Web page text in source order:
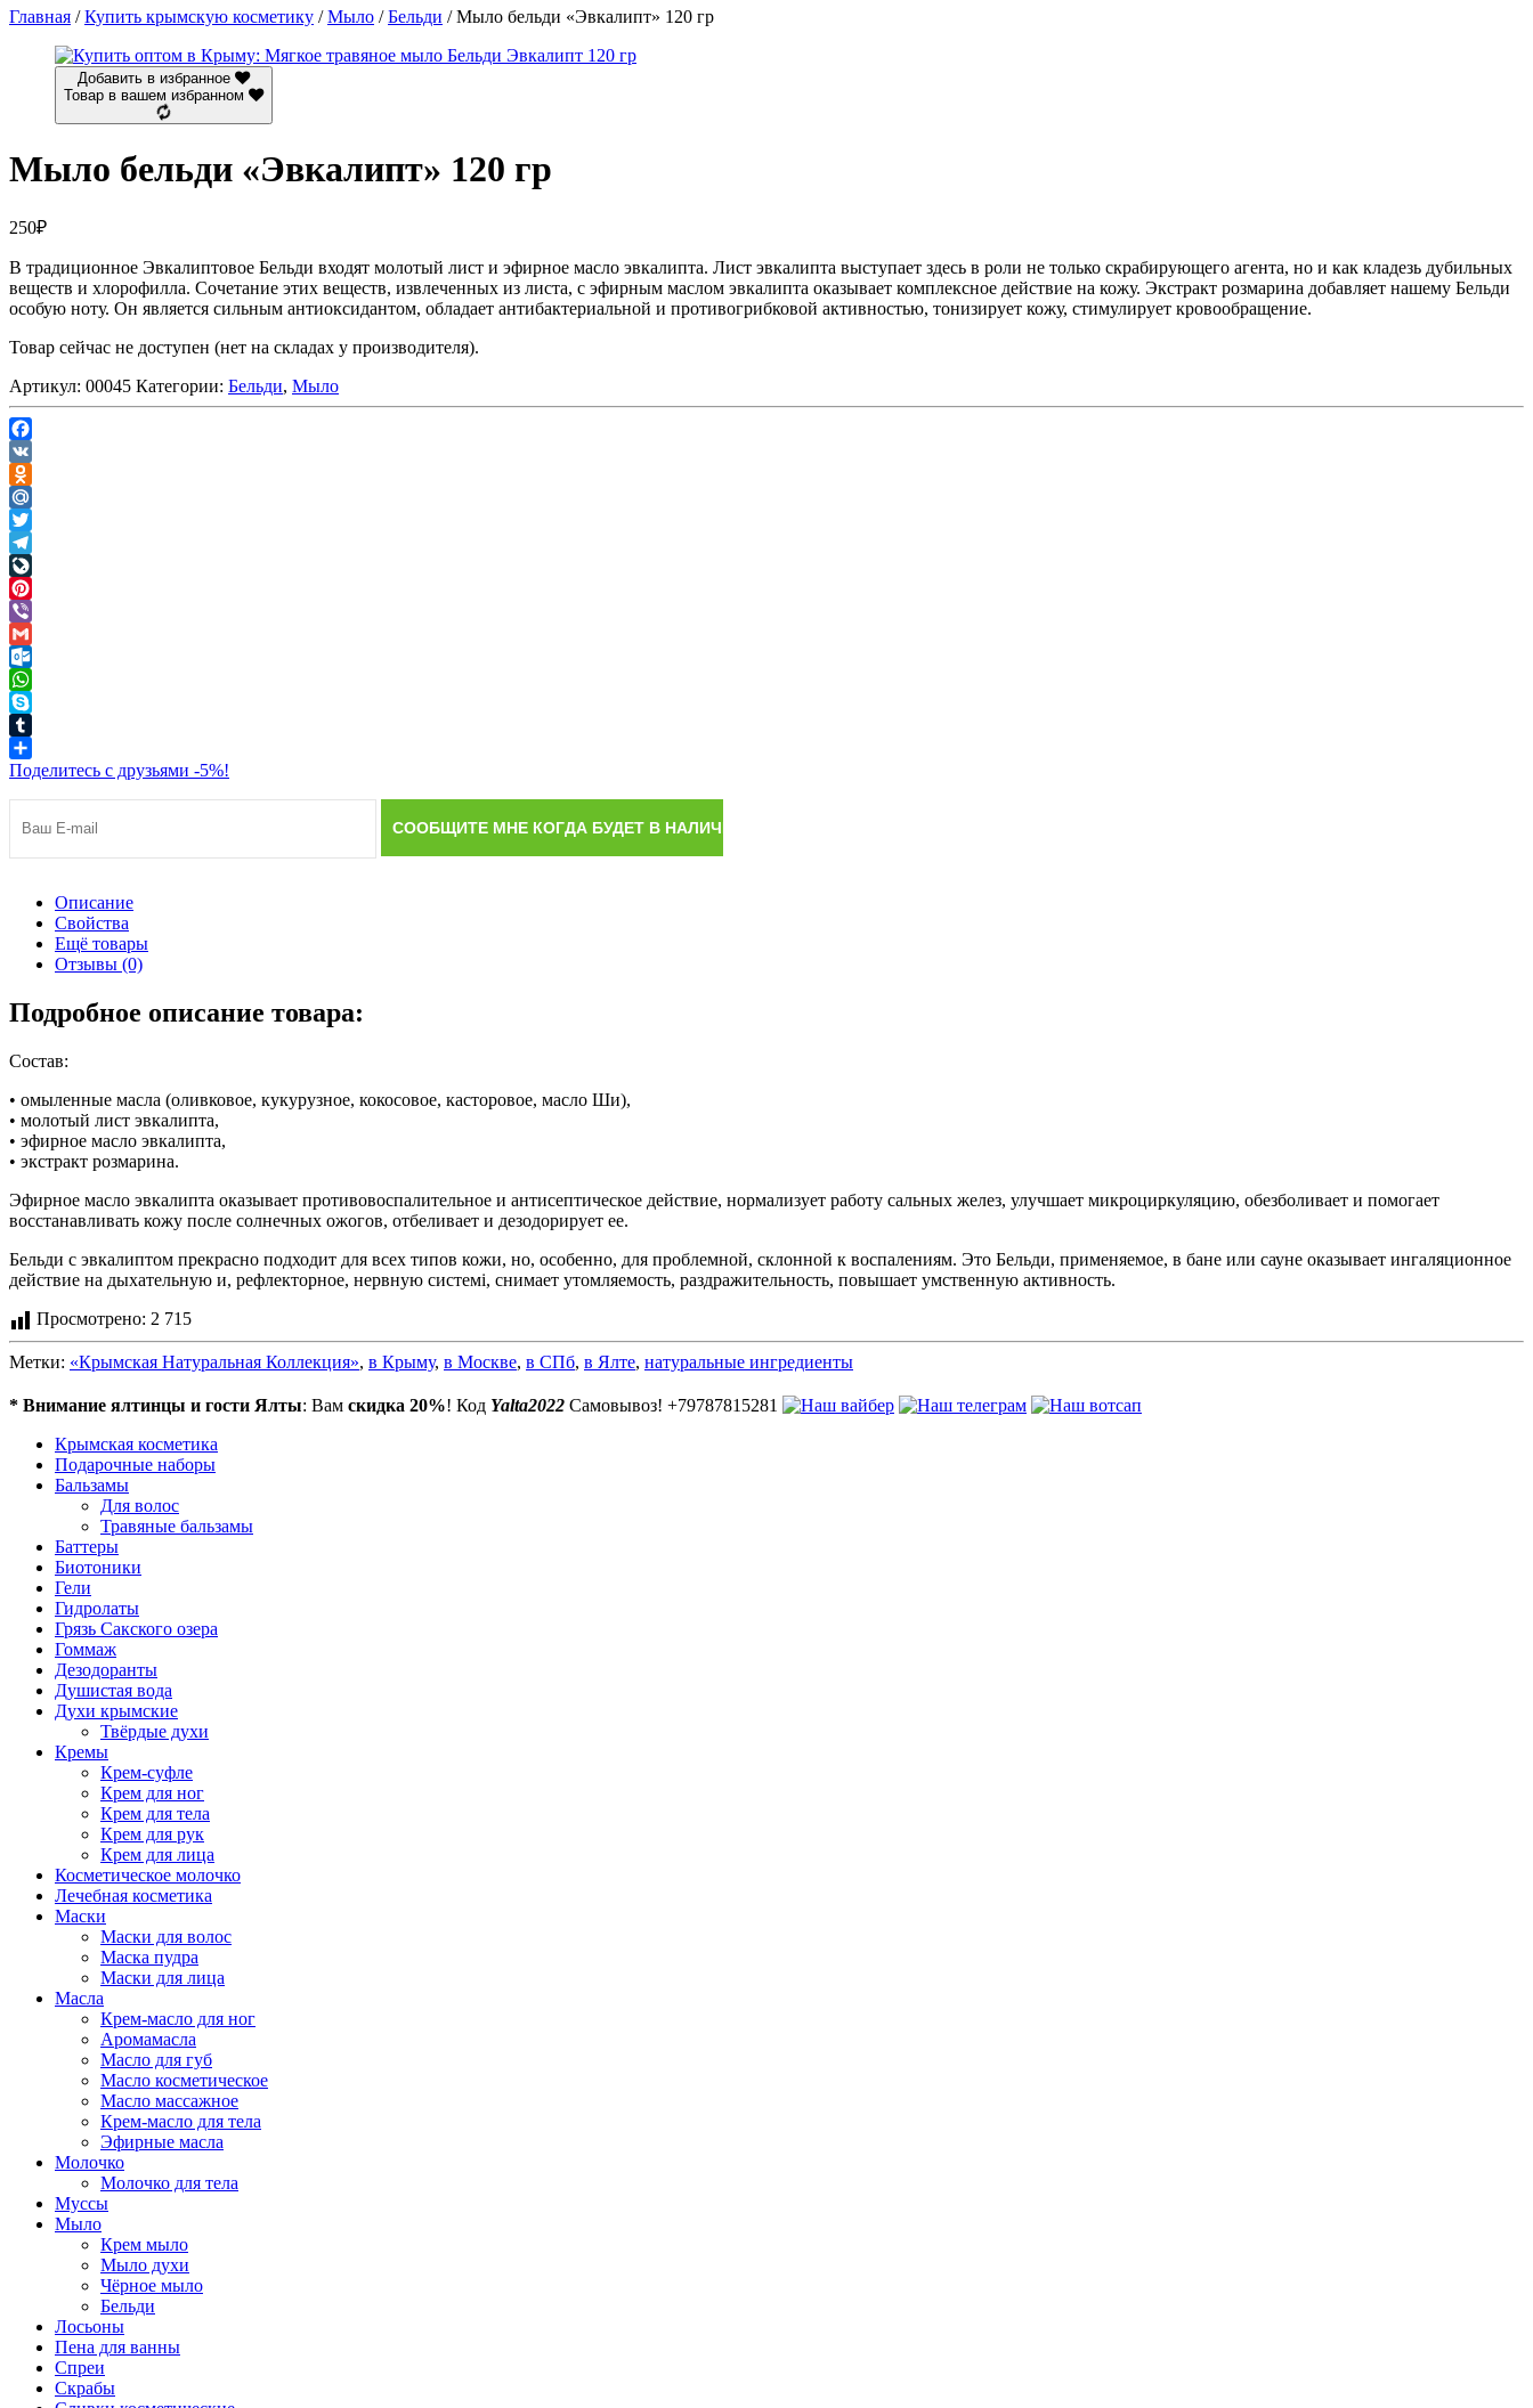
Главная /Купить крымскую косметику /Мыло /Бельди / Мыло бельди «Эвкалипт» 120 гр
Добавить в избранное
Товар в вашем избранном
Мыло бельди «Эвкалипт» 120 гр
250₽
В традиционное Эвкалиптовое Бельди входят молотый лист и эфирное масло эвкалипта. Лист эвкалипта выступает здесь в роли не только скрабирующего агента, но и как кладезь дубильных
веществ и хлорофилла. Сочетание этих веществ, извлеченных из листа, с эфирным маслом эвкалипта оказывает комплексное действие на кожу. Экстракт розмарина добавляет нашему Бельди
особую ноту. Он является сильным антиоксидантом, обладает антибактериальной и противогрибковой активностью, тонизирует кожу, стимулирует кровообращение.
Товар сейчас не доступен (нет на складах у производителя).
Артикул: 00045 Категории: Бельди, Мыло
Facebook
VK
Odnoklassniki
Mail.Ru
Twitter
Telegram
LiveJournal
Pinterest
Viber
Gmail
Outlook.com
WhatsApp
Skype
Tumblr
Поделитесь с друзьями -5%!
Описание
Свойства
Ещё товары
Отзывы (0)
Подробное описание товара:
Состав:
• омыленные масла (оливковое, кукурузное, кокосовое, касторовое, масло Ши),
• молотый лист эвкалипта,
• эфирное масло эвкалипта,
• экстракт розмарина.
Эфирное масло эвкалипта оказывает противовоспалительное и антисептическое действие, нормализует работу сальных желез, улучшает микроциркуляцию, обезболивает и помогает
восстанавливать кожу после солнечных ожогов, отбеливает и дезодорирует ее.
Бельди с эвкалиптом прекрасно подходит для всех типов кожи, но, особенно, для проблемной, склонной к воспалениям. Это Бельди, применяемое, в бане или сауне оказывает ингаляционное
действие на дыхательную и, рефлекторное, нервную системі, снимает утомляемость, раздражительность, повышает умственную активность.
Просмотрено: 2 715
Метки: «Крымская Натуральная Коллекция», в Крыму, в Москве, в СПб, в Ялте, натуральные ингредиенты
* Внимание ялтинцы и гости Ялты: Вам скидка 20%! Код Yalta2022 Самовывоз! +79787815281
Крымская косметика
Подарочные наборы
Бальзамы
Для волос
Травяные бальзамы
Баттеры
Биотоники
Гели
Гидролаты
Грязь Сакского озера
Гоммаж
Дезодоранты
Душистая вода
Духи крымские
Твёрдые духи
Кремы
Крем-суфле
Крем для ног
Крем для тела
Крем для рук
Крем для лица
Косметическое молочко
Лечебная косметика
Маски
Маски для волос
Маска пудра
Маски для лица
Масла
Крем-масло для ног
Аромамасла
Масло для губ
Масло косметическое
Масло массажное
Крем-масло для тела
Эфирные масла
Молочко
Молочко для тела
Муссы
Мыло
Крем мыло
Мыло духи
Чёрное мыло
Бельди
Лосьоны
Пена для ванны
Спреи
Скрабы